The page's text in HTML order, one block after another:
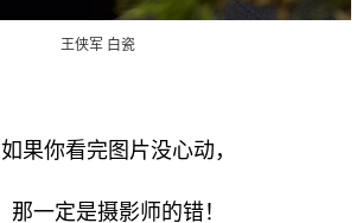
王侠军 白瓷
如果你看完图片没心动，
那一定是摄影师的错！